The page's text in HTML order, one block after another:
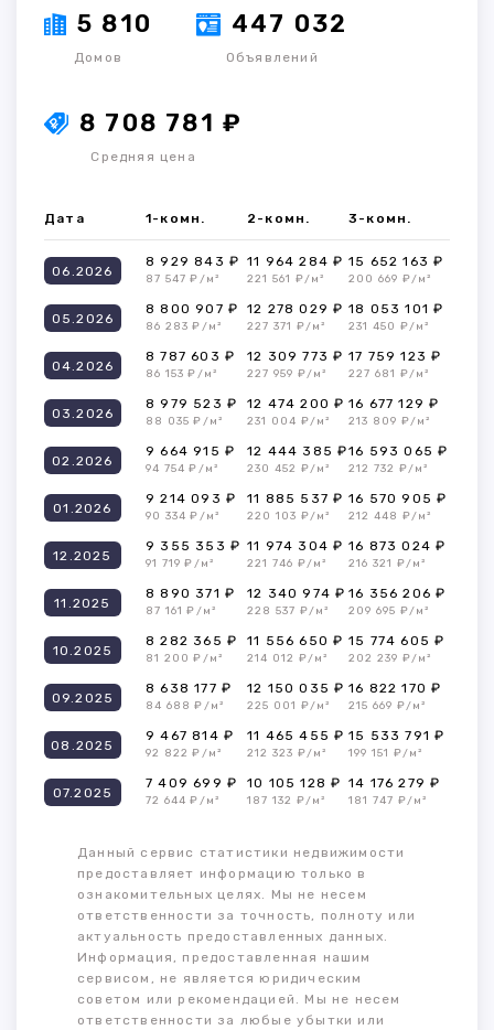
5 810
Домов
447 032
Объявлений
8 708 781 ₽
Средняя цена
Дата 1-комн. 2-комн. 3-комн.
06.2026
8 929 843 ₽
87 547 ₽/м²
11 964 284 ₽
221 561 ₽/м²
15 652 163 ₽
200 669 ₽/м²
05.2026
8 800 907 ₽
86 283 ₽/м²
12 278 029 ₽
227 371 ₽/м²
18 053 101 ₽
231 450 ₽/м²
04.2026
8 787 603 ₽
86 153 ₽/м²
12 309 773 ₽
227 959 ₽/м²
17 759 123 ₽
227 681 ₽/м²
03.2026
8 979 523 ₽
88 035 ₽/м²
12 474 200 ₽
231 004 ₽/м²
16 677 129 ₽
213 809 ₽/м²
02.2026
9 664 915 ₽
94 754 ₽/м²
12 444 385 ₽
230 452 ₽/м²
16 593 065 ₽
212 732 ₽/м²
01.2026
9 214 093 ₽
90 334 ₽/м²
11 885 537 ₽
220 103 ₽/м²
16 570 905 ₽
212 448 ₽/м²
12.2025
9 355 353 ₽
91 719 ₽/м²
11 974 304 ₽
221 746 ₽/м²
16 873 024 ₽
216 321 ₽/м²
11.2025
8 890 371 ₽
87 161 ₽/м²
12 340 974 ₽
228 537 ₽/м²
16 356 206 ₽
209 695 ₽/м²
10.2025
8 282 365 ₽
81 200 ₽/м²
11 556 650 ₽
214 012 ₽/м²
15 774 605 ₽
202 239 ₽/м²
09.2025
8 638 177 ₽
84 688 ₽/м²
12 150 035 ₽
225 001 ₽/м²
16 822 170 ₽
215 669 ₽/м²
08.2025
9 467 814 ₽
92 822 ₽/м²
11 465 455 ₽
212 323 ₽/м²
15 533 791 ₽
199 151 ₽/м²
07.2025
7 409 699 ₽
72 644 ₽/м²
10 105 128 ₽
187 132 ₽/м²
14 176 279 ₽
181 747 ₽/м²
Данный сервис статистики недвижимости
предоставляет информацию только в
ознакомительных целях. Мы не несем
ответственности за точность, полноту или
актуальность предоставленных данных.
Информация, предоставленная нашим
сервисом, не является юридическим
советом или рекомендацией. Мы не несем
ответственности за любые убытки или